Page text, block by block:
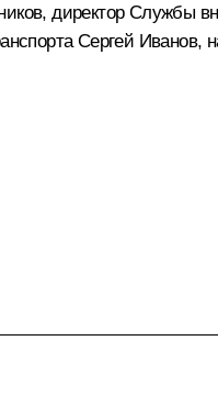
, директор Службы
Сергей Иванов,